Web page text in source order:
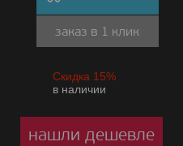
заказ в 1 клик
Скидка 15%
в наличии
нашли дешевле